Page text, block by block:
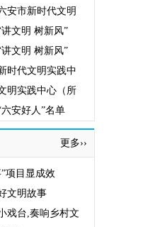
安市新时代文明
文明 树新风”
文明 树新风”
时代文明实践中
明实践中心（所
安好人”名单
更多››
项目显成效
文明故事
戏台,奏响乡村文